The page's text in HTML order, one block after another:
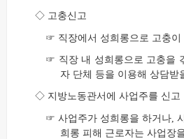
◇ 고충신고
☞ 직장에서 성희롱으로 고충이
☞ 직장 내 성희롱으로 고충을
자 단체 등을 이용해 상담받
◇ 지방노동관서에 사업주를 신고
☞ 사업주가 성희롱을 하거나,
희롱 피해 근로자는 사업장